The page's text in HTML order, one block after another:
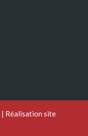
| Réalisation site